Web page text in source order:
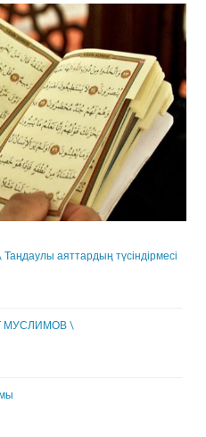
аяттардың түсіндірмесі
МУСЛИМОВ \